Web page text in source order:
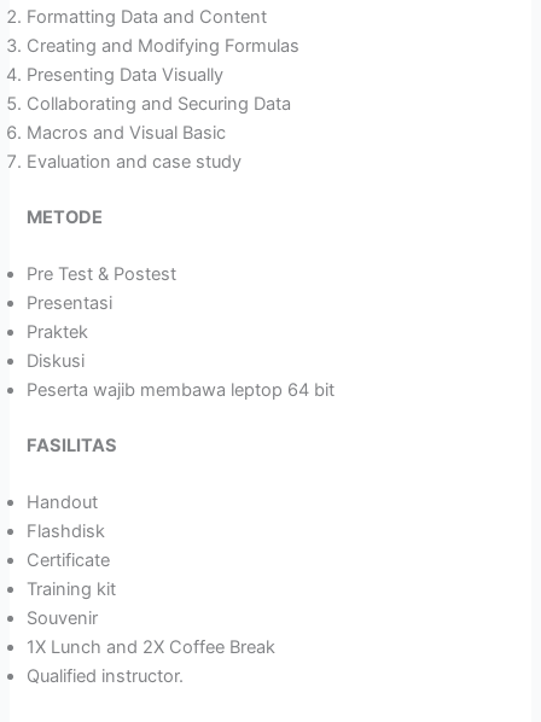
Formatting Data and Content
Creating and Modifying Formulas
Presenting Data Visually
Collaborating and Securing Data
Macros and Visual Basic
Evaluation and case study
METODE
Pre Test & Postest
Presentasi
Praktek
Diskusi
Peserta wajib membawa leptop 64 bit
FASILITAS
Handout
Flashdisk
Certificate
Training kit
Souvenir
1X Lunch and 2X Coffee Break
Qualified instructor.